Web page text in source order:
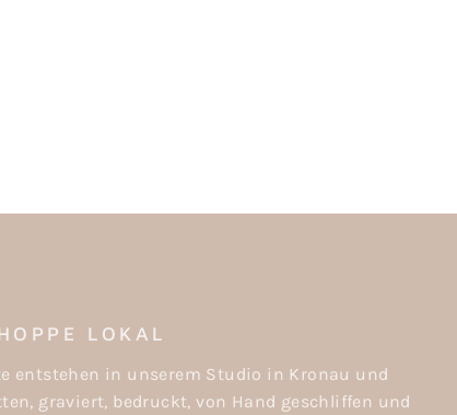
LOKAL
entstehen in unserem Studio in Kronau und
graviert, bedruckt, von Hand geschliffen und